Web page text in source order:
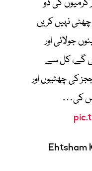
کی دو
نہیں کریں
جولائی اور
گے، کل سے
کی چھٹیوں اور
کی…